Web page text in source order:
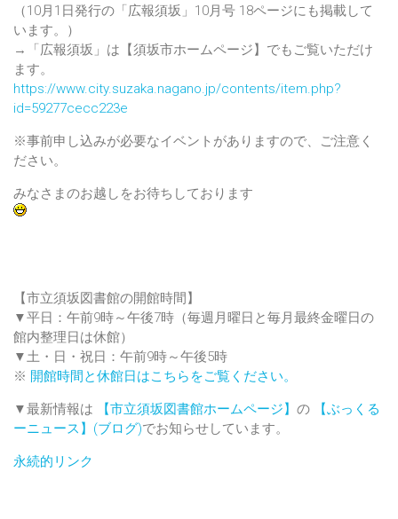
（10月1日発行の「広報須坂」10月号 18ページにも掲載して
います。）
→「広報須坂」は【須坂市ホームページ】でもご覧いただけ
ます。
https://www.city.suzaka.nagano.jp/contents/item.php?
id=59277cecc223e
※事前申し込みが必要なイベントがありますので、ご注意く
ださい。
みなさまのお越しをお待ちしております
【市立須坂図書館の開館時間】
▼平日：午前9時～午後7時（毎週月曜日と毎月最終金曜日の
館内整理日は休館）
▼土・日・祝日：午前9時～午後5時
※ 開館時間と休館日はこちらをご覧ください。
▼最新情報は 【市立須坂図書館ホームページ】 の
【ぶっくる
ーニュース】(ブログ)でお知らせしています。
永続的リンク